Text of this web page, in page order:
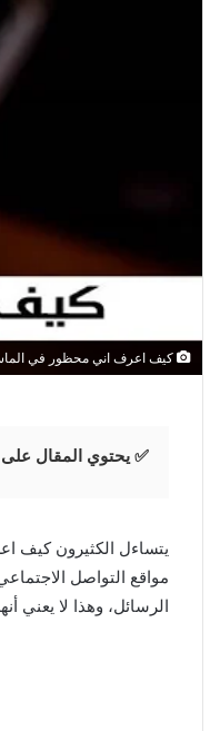
كيف اعرف اني محظور في
✅ يحتوي المقال
يتساءل الكثيرون كيف
مواقع التواصل
الرسائل، وهذا لا